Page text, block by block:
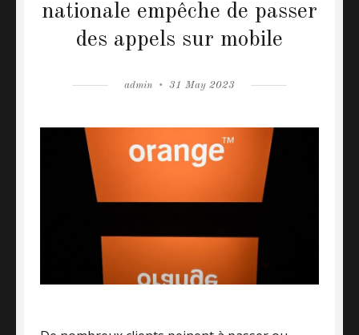
nationale empêche de passer
des appels sur mobile
Author
admin
Posted
31 May 2023